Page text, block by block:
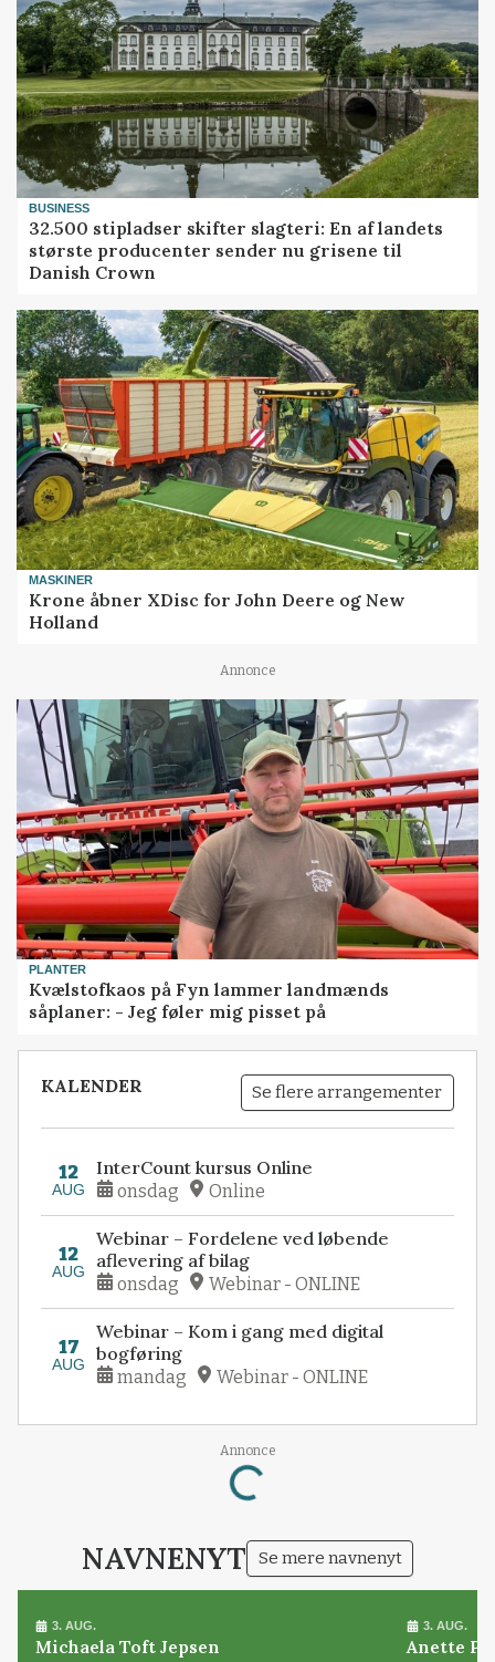
BUSINESS
32.500 stipladser skifter slagteri: En af landets
største producenter sender nu grisene til
Danish Crown
MASKINER
Krone åbner XDisc for John Deere og New
Holland
Annonce
PLANTER
Kvælstofkaos på Fyn lammer landmænds
såplaner: - Jeg føler mig pisset på
KALENDER Se flere arrangementer
12
AUG
InterCount kursus Online
onsdag Online
12
AUG
Webinar – Fordelene ved løbende
aflevering af bilag
onsdag Webinar - ONLINE
17
AUG
Webinar – Kom i gang med digital
bogføring
mandag Webinar - ONLINE
Annonce
Loading...
NAVNENYT Se mere navnenyt
3. AUG.
Michaela Toft Jepsen
3. AUG.
Anette